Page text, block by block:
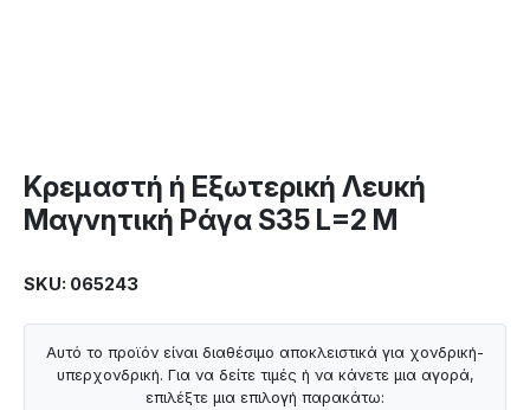
Κρεμαστή ή Εξωτερική Λευκή
Μαγνητική Ράγα S35 L=2 M
SKU: 065243
Αυτό το προϊόν είναι διαθέσιμο αποκλειστικά για χονδρική-
υπερχονδρική. Για να δείτε τιμές ή να κάνετε μια αγορά,
επιλέξτε μια επιλογή παρακάτω: